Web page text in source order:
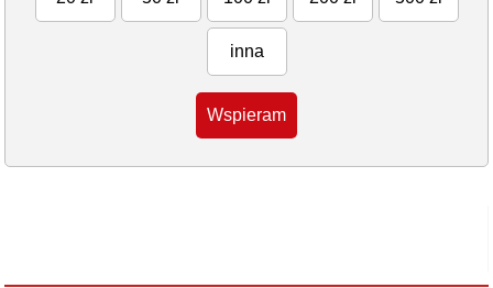
inna
Wspieram